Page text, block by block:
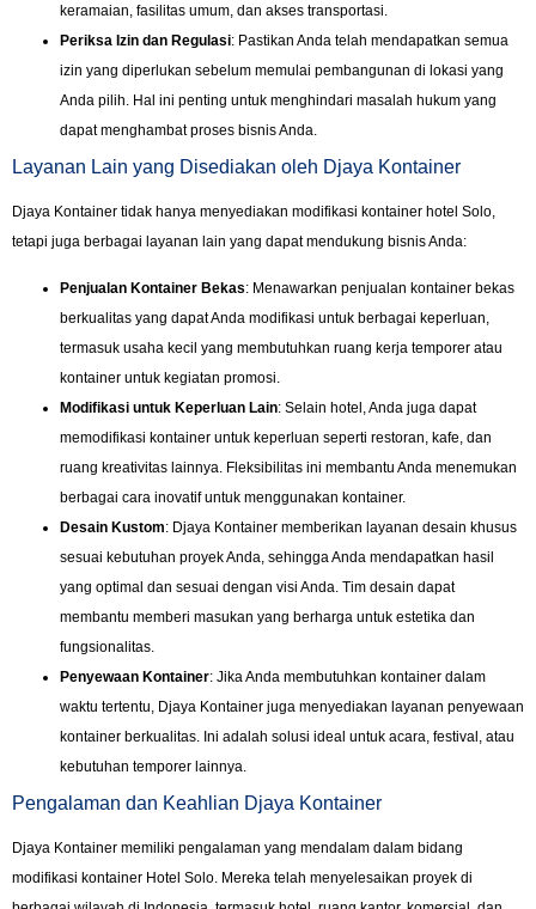
keramaian, fasilitas umum, dan akses transportasi.
Periksa Izin dan Regulasi: Pastikan Anda telah mendapatkan semua
izin yang diperlukan sebelum memulai pembangunan di lokasi yang
Anda pilih. Hal ini penting untuk menghindari masalah hukum yang
dapat menghambat proses bisnis Anda.
Layanan Lain yang Disediakan oleh Djaya Kontainer
Djaya Kontainer tidak hanya menyediakan modifikasi kontainer hotel Solo,
tetapi juga berbagai layanan lain yang dapat mendukung bisnis Anda:
Penjualan Kontainer Bekas: Menawarkan penjualan kontainer bekas
berkualitas yang dapat Anda modifikasi untuk berbagai keperluan,
termasuk usaha kecil yang membutuhkan ruang kerja temporer atau
kontainer untuk kegiatan promosi.
Modifikasi untuk Keperluan Lain: Selain hotel, Anda juga dapat
memodifikasi kontainer untuk keperluan seperti restoran, kafe, dan
ruang kreativitas lainnya. Fleksibilitas ini membantu Anda menemukan
berbagai cara inovatif untuk menggunakan kontainer.
Desain Kustom: Djaya Kontainer memberikan layanan desain khusus
sesuai kebutuhan proyek Anda, sehingga Anda mendapatkan hasil
yang optimal dan sesuai dengan visi Anda. Tim desain dapat
membantu memberi masukan yang berharga untuk estetika dan
fungsionalitas.
Penyewaan Kontainer: Jika Anda membutuhkan kontainer dalam
waktu tertentu, Djaya Kontainer juga menyediakan layanan penyewaan
kontainer berkualitas. Ini adalah solusi ideal untuk acara, festival, atau
kebutuhan temporer lainnya.
Pengalaman dan Keahlian Djaya Kontainer
Djaya Kontainer memiliki pengalaman yang mendalam dalam bidang
modifikasi kontainer Hotel Solo. Mereka telah menyelesaikan proyek di